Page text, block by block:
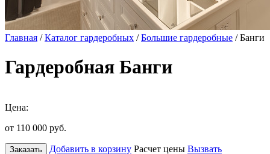
Главная /Каталог гардеробных /Большие гардеробные / Банги
Гардеробная Банги
Цена:
от 110 000 руб.
Заказать Добавить в корзину Расчет цены Вызвать